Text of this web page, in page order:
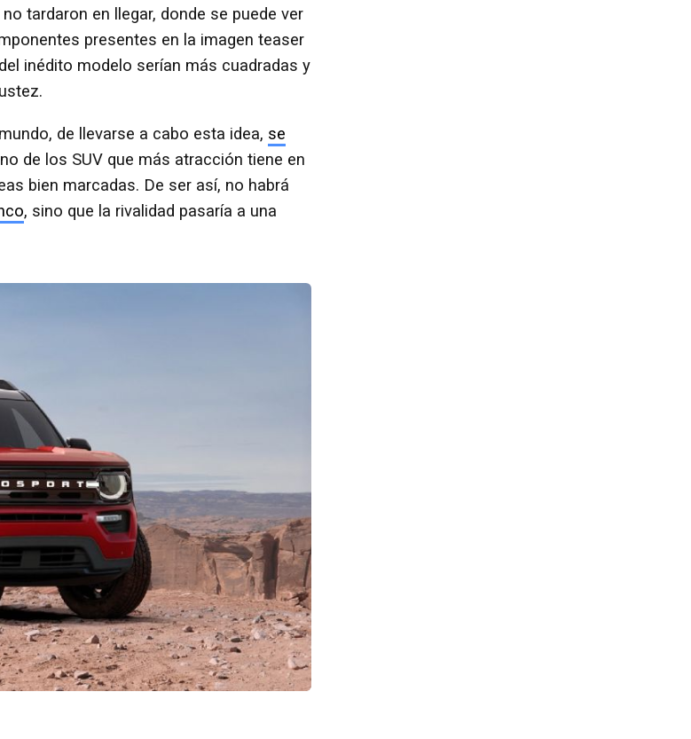
tardaron en llegar, donde se puede ver
presentes en la imagen teaser
inédito modelo serían más cuadradas y
de llevarse a cabo esta idea, se
de los SUV que más atracción tiene en
bien marcadas. De ser así, no habrá
, sino que la rivalidad pasaría a una